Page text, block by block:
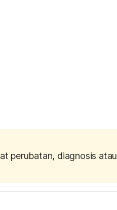
perubatan, diagnosis atau